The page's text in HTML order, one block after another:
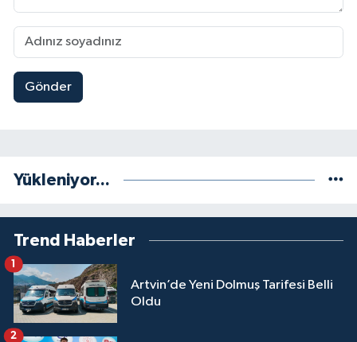
Gönder
Yükleniyor...
Trend Haberler
Artvin’de Yeni Dolmuş Tarifesi Belli
Oldu
1
2